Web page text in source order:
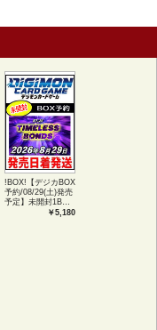
!BOX!【デジカBOX
予約/08/29(土)発売
予定】未開封1BOX
￥5,180